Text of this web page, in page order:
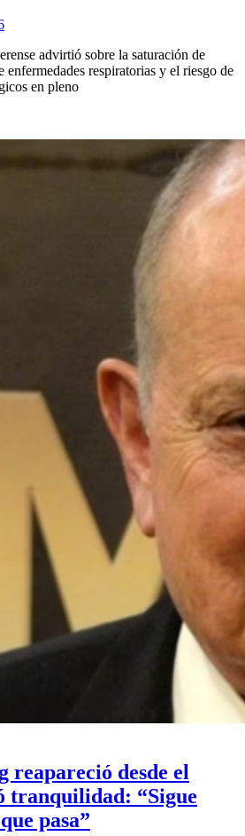
advirtió sobre la saturación de
enfermedades respiratorias y el riesgo de
en pleno
reapareció desde el
tranquilidad: “Sigue
pasa”